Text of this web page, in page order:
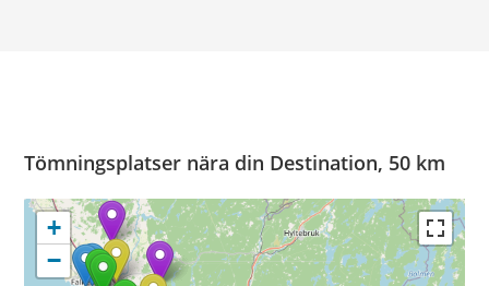
Tömningsplatser nära din Destination, 50 km
+
−